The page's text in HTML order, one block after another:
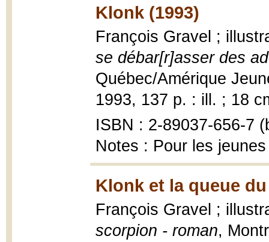
Klonk (1993)
François Gravel ;
se débar[r]asser des
Québec/Amérique
1993, 137 p. : ill. ; 18
ISBN : 2-89037-656-7
Notes : Pour les
Klonk et la queue
François Gravel ;
scorpion - roman,